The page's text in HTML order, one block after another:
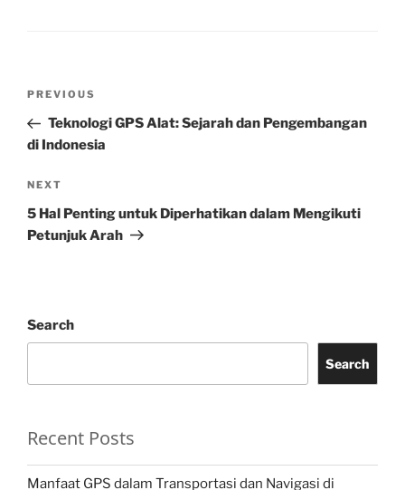
Previous
Post
PREVIOUS
Teknologi GPS Alat: Sejarah dan Pengembangan
di Indonesia
Next
Post
NEXT
5 Hal Penting untuk Diperhatikan dalam Mengikuti
Petunjuk Arah
Search
Search
Recent Posts
Manfaat GPS dalam Transportasi dan Navigasi di